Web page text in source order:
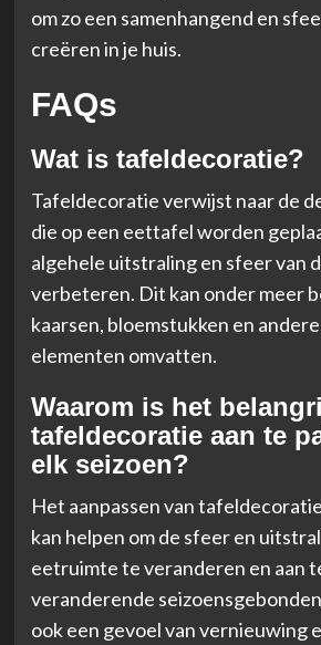
om zo een samenhangend en
creëren in je huis.
FAQs
Wat is tafeldecoratie?
Tafeldecoratie verwijst naar de
die op een eettafel worden
algehele uitstraling en sfeer van
verbeteren. Dit kan onder meer
kaarsen, bloemstukken en
elementen omvatten.
Waarom is het
tafeldecoratie aan te
elk seizoen?
Het aanpassen van
kan helpen om de sfeer en
eetruimte te veranderen en aan
veranderende
ook een gevoel van vernieuwing